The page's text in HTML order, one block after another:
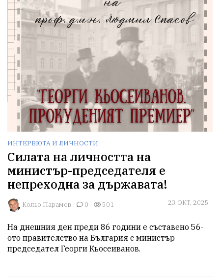
ИНТЕРВЮТА И ЛИЧНОСТИ
Силата на личността на
министър-председателя е
непреходна за държавата!
Кольо Парамов 0 501 23 ОКТ, 2025
На днешния ден преди 86 години е съставено 56-
ото правителство на България с министър-
председател Георги Кьосеиванов.